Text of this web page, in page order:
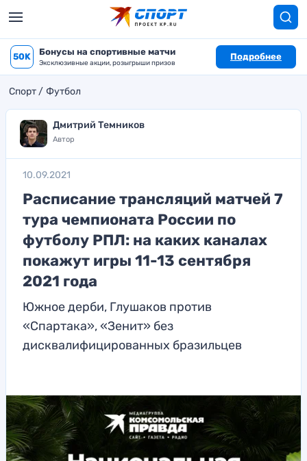
50K Бонусы на спортивные матчи
Эксклюзивные акции, розыгрыши призов
Подробнее
Спорт Футбол
Дмитрий Темников
Автор
10.09.2021
Расписание трансляций матчей 7
тура чемпионата России по
футболу РПЛ: на каких каналах
покажут игры 11-13 сентября
2021 года
Южное дерби, Глушаков против
«Спартака», «Зенит» без
дисквалифицированных бразильцев